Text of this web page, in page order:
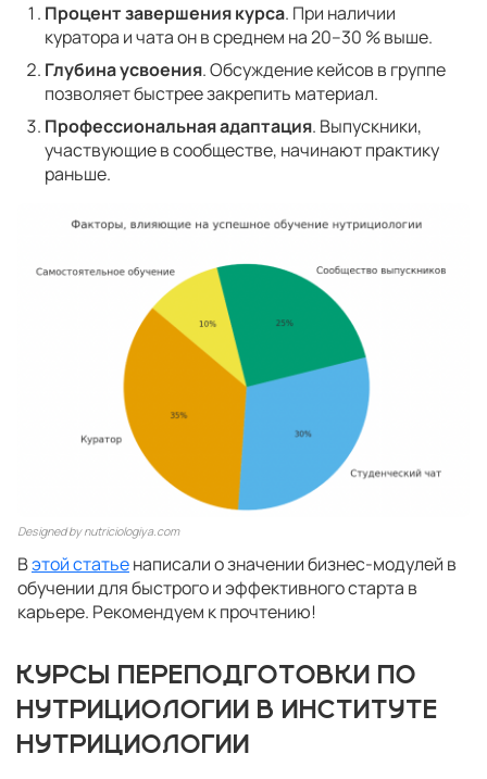
Процент завершения курса. При наличии
куратора и чата он в среднем на 20–30 % выше.
Глубина усвоения. Обсуждение кейсов в группе
позволяет быстрее закрепить материал.
Профессиональная адаптация. Выпускники,
участвующие в сообществе, начинают практику
раньше.
Designed by nutriciologiya.com
Вэтой статьенаписали о значении бизнес-модулей в
обучении для быстрого и эффективного старта в
карьере. Рекомендуем к прочтению!
КУРСЫ ПЕРЕПОДГОТОВКИ ПО
НУТРИЦИОЛОГИИ В ИНСТИТУТЕ
НУТРИЦИОЛОГИИ